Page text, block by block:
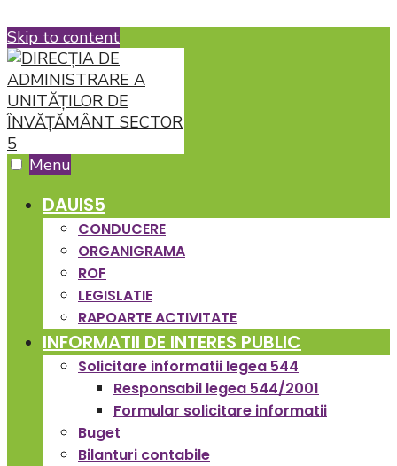
Skip to content
Menu
DAUIS5
CONDUCERE
ORGANIGRAMA
ROF
LEGISLATIE
RAPOARTE ACTIVITATE
INFORMATII DE INTERES PUBLIC
Solicitare informatii legea 544
Responsabil legea 544/2001
Formular solicitare informatii
Buget
Bilanturi contabile